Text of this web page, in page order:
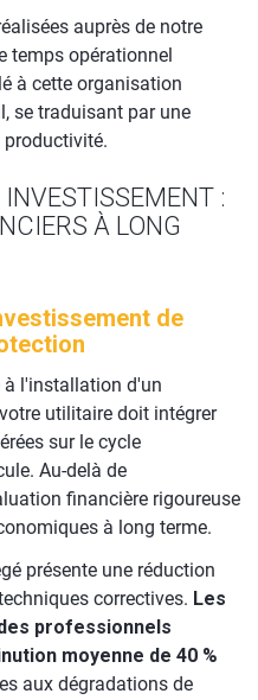
auprès de notre
temps opérationnel
à cette organisation
se traduisant par une
:
À LONG
de
à l'installation d'un
utilitaire doit intégrer
sur le cycle
Au-delà de
financière rigoureuse
à long terme.
présente une réduction
correctives. Les
professionnels
moyenne de 40 %
aux dégradations de